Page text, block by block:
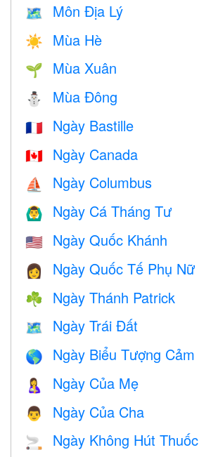
🗺 Môn Địa Lý
☀️ Mùa Hè
🌱 Mùa Xuân
⛄ Mùa Đông
🇫🇷 Ngày Bastille
🇨🇦 Ngày Canada
⛵️ Ngày Columbus
🙆‍♂️ Ngày Cá Tháng Tư
🇺🇸 Ngày Quốc Khánh
👩 Ngày Quốc Tế Phụ Nữ
☘️ Ngày Thánh Patrick
🗺️ Ngày Trái Đất
🌎 Ngày Biểu Tượng
🤱 Ngày Của Mẹ
👨 Ngày Của Cha
🚬 Ngày Không Hút Thuốc